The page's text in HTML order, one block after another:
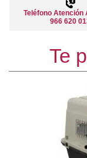
Teléfono Atención
966 620
Te